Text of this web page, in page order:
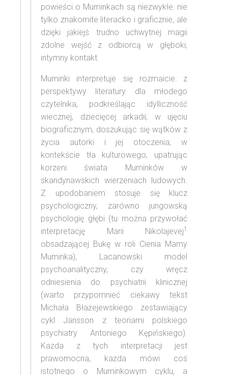
powieści o Muminkach są niezwykłe: nie
tylko znakomite literacko i graficznie, ale
dzięki jakiejś trudno uchwytnej magii
zdolne wejść z odbiorcą w głęboki,
intymny kontakt.
Muminki interpretuje się rozmaicie: z
perspektywy literatury dla młodego
czytelnika, podkreślając idylliczność
wiecznej, dziecięcej arkadii; w ujęciu
biograficznym, doszukując się wątków z
życia autorki i jej otoczenia; w
kontekście tła kulturowego, upatrując
korzeni świata Muminków w
skandynawskich wierzeniach ludowych.
Z upodobaniem stosuje się klucz
psychologiczny, zarówno jungowską
psychologię głębi (tu można przywołać
interpretację Marii Nikolajevej1
obsadzającej Bukę w roli Cienia Mamy
Muminka), Lacanowski model
psychoanalityczny, czy wręcz
odniesienia do psychiatrii klinicznej
(warto przypomnieć ciekawy tekst
Michała Błażejewskiego zestawiający
cykl Jansson z teoriami polskiego
psychiatry Antoniego Kępińskiego).
Każda z tych interpretacji jest
prawomocna, każda mówi coś
istotnego o Muminkowym cyklu, a